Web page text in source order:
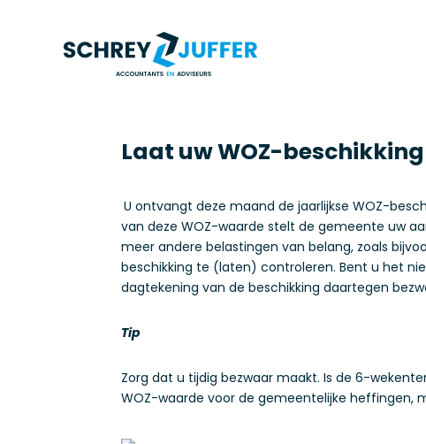
Laat uw WOZ-
U ontvangt deze maand de jaarlijkse WOZ-
van deze WOZ-waarde stelt de gemeente uw
meer andere belastingen van belang, zoals
beschikking te (laten) controleren. Bent u het
dagtekening van de beschikking daartegen
Tip
Zorg dat u tijdig bezwaar maakt. Is de 6-
WOZ-waarde voor de gemeentelijke heffingen,